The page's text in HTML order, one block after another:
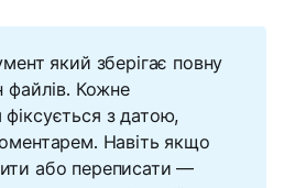
який зберігає повну
файлів. Кожне
з датою,
Навіть якщо
або переписати —